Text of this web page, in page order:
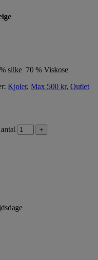
silke 70 % Viskose
Kjoler, Max 500 kr, Outlet
+